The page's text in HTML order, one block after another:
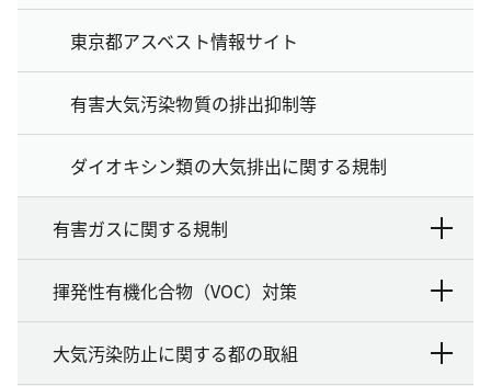
東京都アスベスト情報サイト
有害大気汚染物質の排出抑制等
ダイオキシン類の大気排出に関する規制
有害ガスに関する規制
揮発性有機化合物（VOC）対策
大気汚染防止に関する都の取組